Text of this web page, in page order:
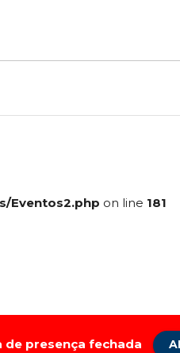
Eventos2.php on line 181
de presença fechada